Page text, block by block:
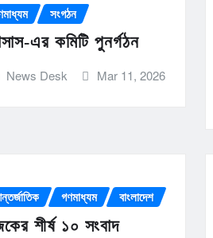
সংগঠন
এর কমিটি পুনর্গঠন
News Desk Mar 11, 2026
গণমাধ্যম বাংলাদেশ
শীর্ষ ১০ সংবাদ